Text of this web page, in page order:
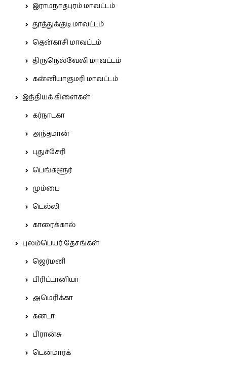
இராமநாதபுரம் மாவட்டம்
தூத்துக்குடி மாவட்டம்
தென்காசி மாவட்டம்
திருநெல்வேலி மாவட்டம்
கன்னியாகுமரி மாவட்டம்
இந்தியக் கிளைகள்
கர்நாடகா
அந்தமான்
புதுச்சேரி
பெங்களூர்
மும்பை
டெல்லி
காரைக்கால்
புலம்பெயர் தேசங்கள்
ஜெர்மனி
பிரிட்டானியா
அமெரிக்கா
கனடா
பிரான்சு
டென்மார்க்